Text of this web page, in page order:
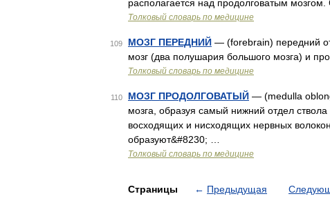
располагается над продолговатым
Толковый словарь по медицине
109 МОЗГ ПЕРЕДНИЙ — (forebrain) передний
мозг (два полушария большого мозга) и
Толковый словарь по медицине
110 МОЗГ ПРОДОЛГОВАТЫЙ — (medulla
мозга, образуя самый нижний отдел
восходящих и нисходящих нервных
образуют&#8230; …
Толковый словарь по медицине
Страницы ← Предыдущая